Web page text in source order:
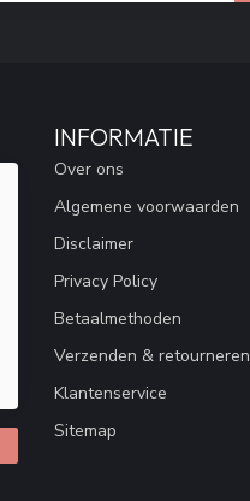
INFORMATIE
Over ons
Algemene voorwaarden
Disclaimer
Privacy Policy
Betaalmethoden
Verzenden & retourneren
Klantenservice
Sitemap